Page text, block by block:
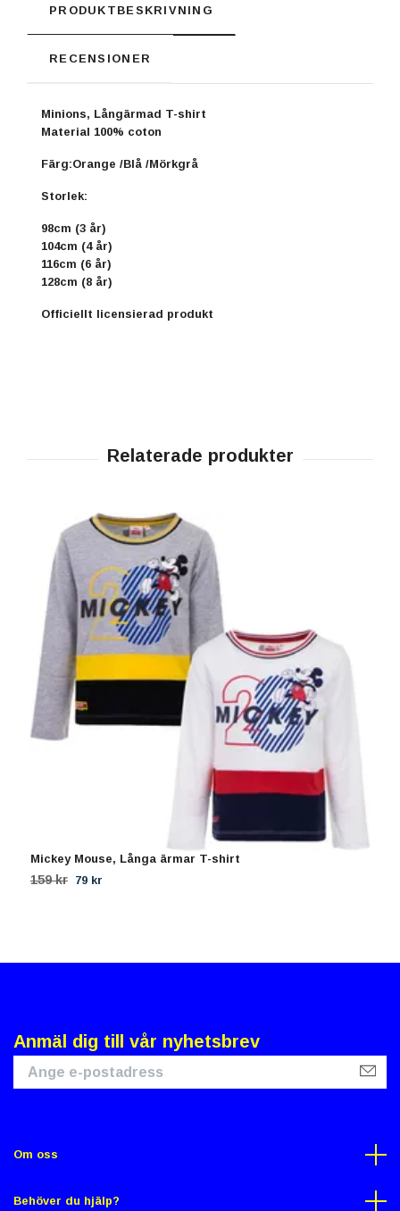
PRODUKTBESKRIVNING
RECENSIONER
Minions, Långärmad T-shirt
Material 100% coton
Färg:Orange /Blå /Mörkgrå
Storlek:
98cm (3 år)
104cm (4 år)
116cm (6 år)
128cm (8 år)
Officiellt licensierad produkt
Mickey Mouse, Långa ärmar T-shirt
159 kr 79 kr
Anmäl dig till vår nyhetsbrev
Om oss
Behöver du hjälp?